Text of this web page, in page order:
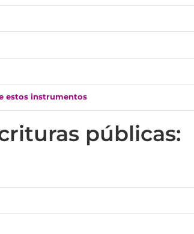
estos instrumentos
públicas: